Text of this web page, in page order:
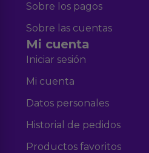
Sobre los pagos
Sobre las cuentas
Mi cuenta
Iniciar sesión
Mi cuenta
Datos personales
Historial de pedidos
Productos favoritos